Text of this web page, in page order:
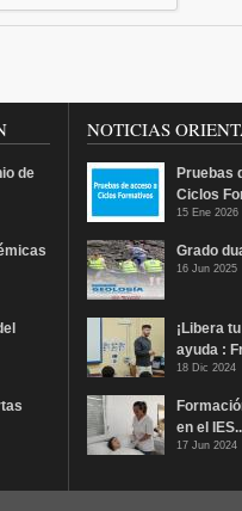
de
NOTICIAS
Pruebas
Ciclos
15 Ene 2026
Grado
16 Jun 2025
¡Libera
ayuda :
18 Dic 2024
en el
17 Jun 2024